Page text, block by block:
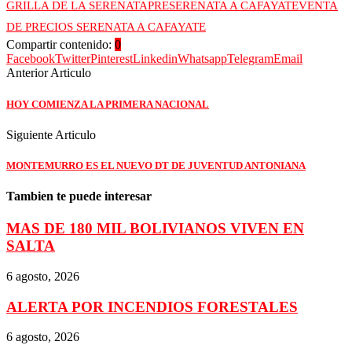
GRILLA DE LA SERENATAPRESERENATA A CAFAYATEVENTA
DE PRECIOS SERENATA A CAFAYATE
Compartir contenido: 0
FacebookTwitterPinterestLinkedinWhatsappTelegramEmail
Anterior Articulo
HOY COMIENZA LA PRIMERA NACIONAL
Siguiente Articulo
MONTEMURRO ES EL NUEVO DT DE JUVENTUD ANTONIANA
Tambien te puede interesar
MAS DE 180 MIL BOLIVIANOS VIVEN EN
SALTA
6 agosto, 2026
ALERTA POR INCENDIOS FORESTALES
6 agosto, 2026